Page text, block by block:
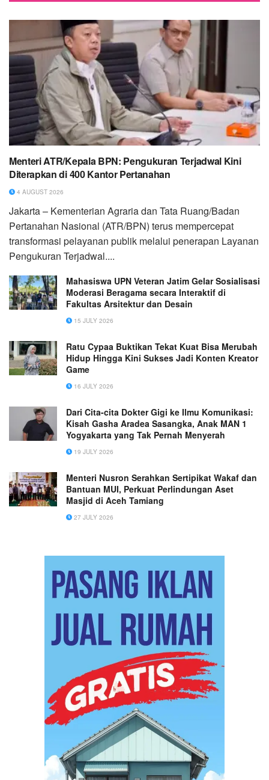
Menteri ATR/Kepala BPN: Pengukuran Terjadwal Kini
Diterapkan di 400 Kantor Pertanahan
4 AUGUST 2026
Jakarta – Kementerian Agraria dan Tata Ruang/Badan
Pertanahan Nasional (ATR/BPN) terus mempercepat
transformasi pelayanan publik melalui penerapan Layanan
Pengukuran Terjadwal....
Mahasiswa UPN Veteran Jatim Gelar Sosialisasi
Moderasi Beragama secara Interaktif di
Fakultas Arsitektur dan Desain
15 JULY 2026
Ratu Cypaa Buktikan Tekat Kuat Bisa Merubah
Hidup Hingga Kini Sukses Jadi Konten Kreator
Game
16 JULY 2026
Dari Cita-cita Dokter Gigi ke Ilmu Komunikasi:
Kisah Gasha Aradea Sasangka, Anak MAN 1
Yogyakarta yang Tak Pernah Menyerah
19 JULY 2026
Menteri Nusron Serahkan Sertipikat Wakaf dan
Bantuan MUI, Perkuat Perlindungan Aset
Masjid di Aceh Tamiang
27 JULY 2026